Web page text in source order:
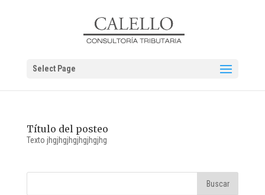
Select Page
Título del posteo
Texto jhgjhgjhgjhgjhgjhg